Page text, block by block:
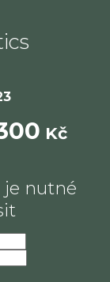
Kč
je nutné